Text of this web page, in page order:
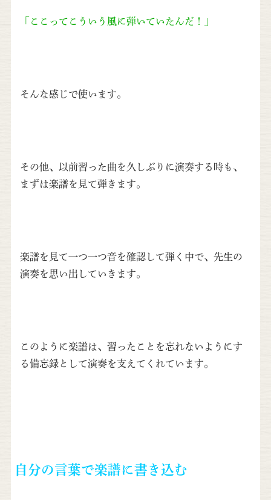
「ここってこういう風に弾いていたんだ！」
そんな感じで使います。
その他、以前習った曲を久しぶりに演奏する時も、
まずは楽譜を見て弾きます。
楽譜を見て一つ一つ音を確認して弾く中で、先生の
演奏を思い出していきます。
このように楽譜は、習ったことを忘れないようにす
る備忘録として演奏を支えてくれています。
自分の言葉で楽譜に書き込む